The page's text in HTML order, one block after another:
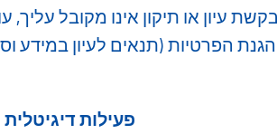
עיון או תיקון אינו מקובל
הפרטיות (תנאים לעיון במידע
פעילות